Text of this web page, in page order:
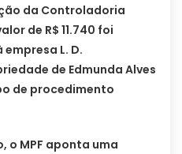
da Controladoria
de R$ 11.740 foi
L. D.
de Edmunda Alves
de procedimento
o MPF aponta uma